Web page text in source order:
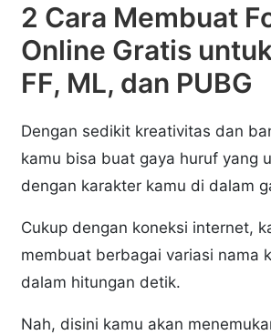
2 Cara Membuat
Online Gratis
FF, ML, dan PUBG
Dengan sedikit kreativitas dan
kamu bisa buat gaya huruf yang
dengan karakter kamu di dalam
Cukup dengan koneksi internet,
membuat berbagai variasi nama
dalam hitungan detik.
Nah, disini kamu akan